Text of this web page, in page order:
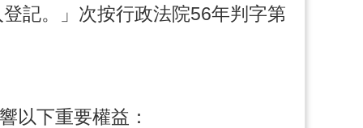
記。」次按行政法院56年判字第
以下重要權益：